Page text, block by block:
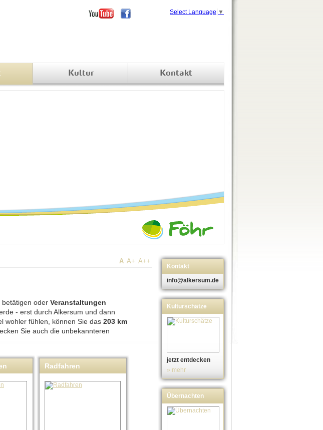
Kultur Kontakt
A A+ A++
betätigen oder Veranstaltungen
- erst durch Alkersum und dann
wohler fühlen, können Sie das 203 km
Sie auch die unbekannteren
Radfahren
Kontakt
info@alkersum.de
Kulturschätze
jetzt entdecken
» mehr
Übernachten
Select Language ▼